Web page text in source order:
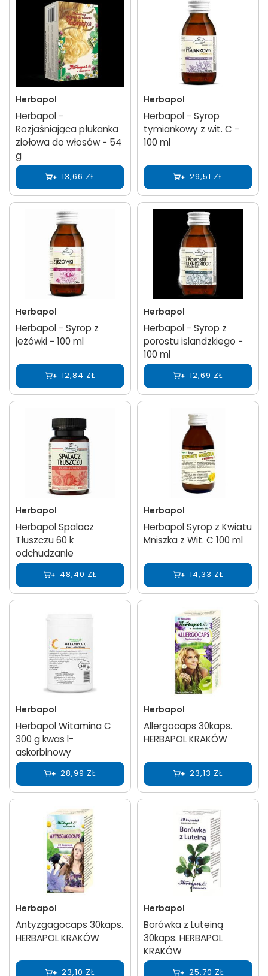
Herbapol
Herbapol −
Rozjaśniająca płukanka
ziołowa do włosów − 54
g
13,66 ZŁ
Herbapol
Herbapol − Syrop
tymiankowy z wit. C −
100 ml
29,51 ZŁ
Herbapol
Herbapol − Syrop z
jeżówki − 100 ml
12,84 ZŁ
Herbapol
Herbapol − Syrop z
porostu islandzkiego −
100 ml
12,69 ZŁ
Herbapol
Herbapol Spalacz
Tłuszczu 60 k
odchudzanie
48,40 ZŁ
Herbapol
Herbapol Syrop z Kwiatu
Mniszka z Wit. C 100 ml
14,33 ZŁ
Herbapol
Herbapol Witamina C
300 g kwas l-
askorbinowy
28,99 ZŁ
Herbapol
Allergocaps 30kaps.
HERBAPOL KRAKÓW
23,13 ZŁ
Herbapol
Antyzgagocaps 30kaps.
HERBAPOL KRAKÓW
23,10 ZŁ
Herbapol
Borówka z Luteiną
30kaps. HERBAPOL
KRAKÓW
25,70 ZŁ